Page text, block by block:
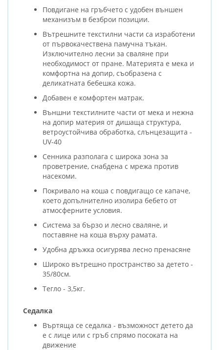
Повдигане на гръбчето с удобен външен
механизъм в безброи позиции.
Вътрешните текстилни части са изработени
от първокачествена памучна тъкан.
Изключително лесни за сваляне при
необходимост от пране. Материята е мека и
комфортна на допир, съобразена с
деликатната бебешка кожа.
Добавен е комфортен матрак.
Външни текстилните части от мека и нежна
на допир материя от дишаща структура,
ветроустойчива обработка, слънцезащита -
UV-40
Сенника разполага с широка зона за
проветрение, снабдена с мрежа против
насекоми.
Покривало на коша с повдигащо се капаче,
което допълнително изолира бебето от
атмосферните условия.
Система за бързо и лесно сваляне, и
поставяне на коша върху рамата.
Удобна дръжка осигурява лесно пренасяне
Широко вътрешно пространство за детето -
35/80см.
Тегло - 3,5кг.
Седалка
Въртяща се седалка - възможност детето да
е с лице или с гръб спрямо посоката на
движение